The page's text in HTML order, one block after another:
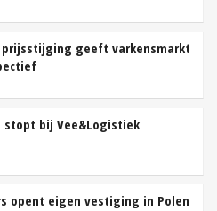
geeft varkensmarkt
stopt bij Vee&Logistiek
opent eigen vestiging in Polen